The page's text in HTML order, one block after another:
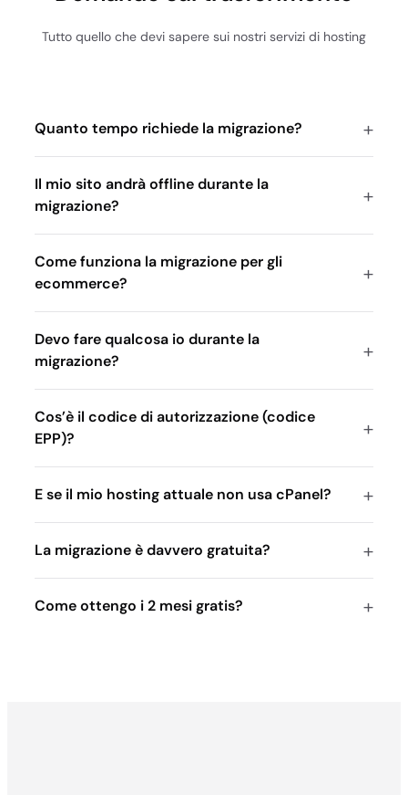
Tutto quello che devi sapere sui nostri servizi di hosting
Quanto tempo richiede la migrazione?
Il mio sito andrà offline durante la
migrazione?
Come funziona la migrazione per gli
ecommerce?
Devo fare qualcosa io durante la
migrazione?
Cos’è il codice di autorizzazione (codice
EPP)?
E se il mio hosting attuale non usa cPanel?
La migrazione è davvero gratuita?
Come ottengo i 2 mesi gratis?